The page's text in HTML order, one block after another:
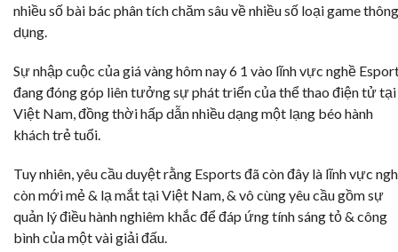
nhiều số bài bác phân tích chăm sâu về nhiều số loại game thông
dụng.
Sự nhập cuộc của giá vàng hôm nay 6 1 vào lĩnh vực nghề
đang đóng góp liên tưởng sự phát triển của thể thao điện tử tại
Việt Nam, đồng thời hấp dẫn nhiều dạng một lạng béo hành
khách trẻ tuổi.
Tuy nhiên, yêu cầu duyệt rằng Esports đã còn đây là lĩnh vực
còn mới mẻ & lạ mắt tại Việt Nam, & vô cùng yêu cầu gồm sự
quản lý điều hành nghiêm khắc để đáp ứng tính sáng tỏ & công
bình của một vài giải đấu.